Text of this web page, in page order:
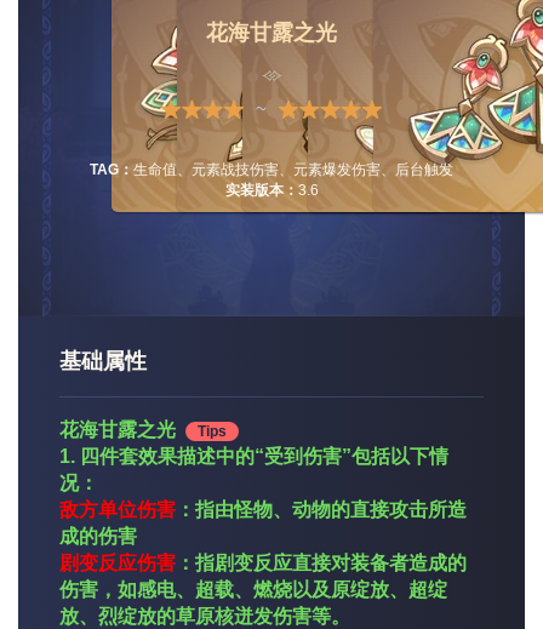
花海甘露之光
~
TAG： 生命值、元素战技伤害、元素爆发伤害、后台触发
实装版本： 3.6
基础属性
花海甘露之光 Tips
1. 四件套效果描述中的“受到伤害”包括以下情
况：
敌方单位伤害 ：指由怪物、动物的直接攻击所造
成的伤害
剧变反应伤害 ：指剧变反应直接对装备者造成的
伤害，如感电、超载、燃烧以及原绽放、超绽
放、烈绽放的草原核迸发伤害等。